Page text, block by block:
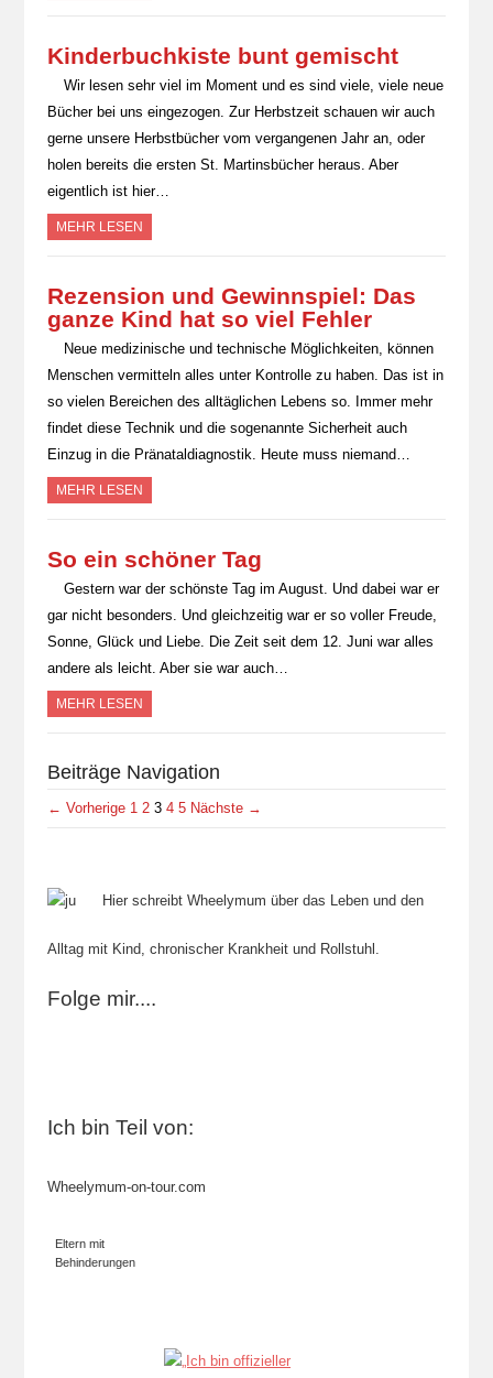
Kinderbuchkiste bunt gemischt
Wir lesen sehr viel im Moment und es sind viele, viele neue
Bücher bei uns eingezogen. Zur Herbstzeit schauen wir auch
gerne unsere Herbstbücher vom vergangenen Jahr an, oder
holen bereits die ersten St. Martinsbücher heraus. Aber
eigentlich ist hier…
MEHR LESEN
Rezension und Gewinnspiel: Das
ganze Kind hat so viel Fehler
Neue medizinische und technische Möglichkeiten, können
Menschen vermitteln alles unter Kontrolle zu haben. Das ist in
so vielen Bereichen des alltäglichen Lebens so. Immer mehr
findet diese Technik und die sogenannte Sicherheit auch
Einzug in die Pränataldiagnostik. Heute muss niemand…
MEHR LESEN
So ein schöner Tag
Gestern war der schönste Tag im August. Und dabei war er
gar nicht besonders. Und gleichzeitig war er so voller Freude,
Sonne, Glück und Liebe. Die Zeit seit dem 12. Juni war alles
andere als leicht. Aber sie war auch…
MEHR LESEN
Beiträge Navigation
← Vorherige 1 2 3 4 5 Nächste →
Hier schreibt Wheelymum über das Leben und den
Alltag mit Kind, chronischer Krankheit und Rollstuhl.
Folge mir....
Ich bin Teil von:
Wheelymum-on-tour.com
Eltern mit
Behinderungen